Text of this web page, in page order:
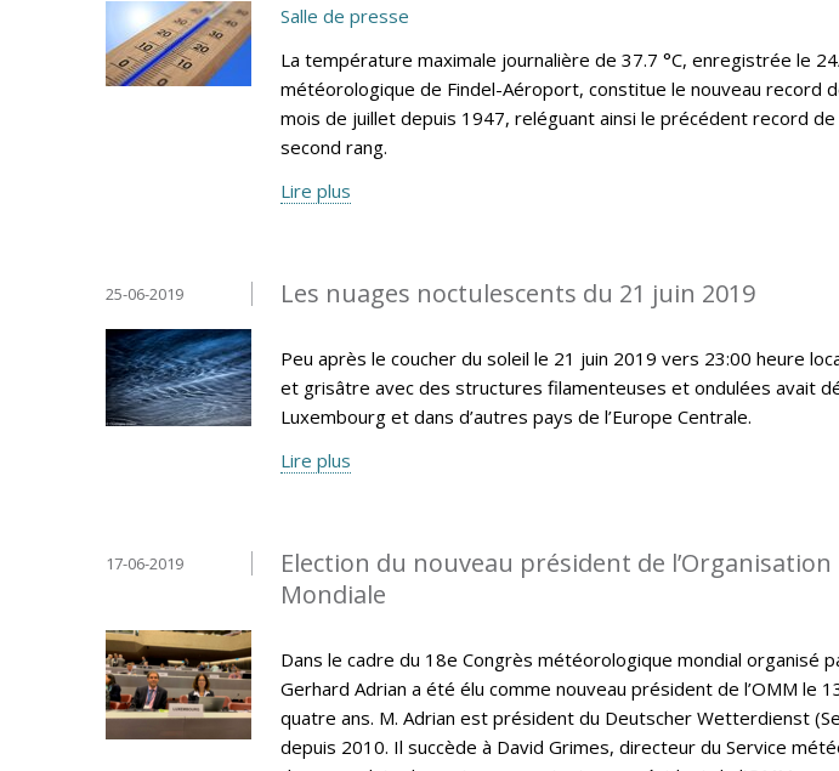
Salle de presse
La température maximale journalière de 37.7 °C, enregistrée le
météorologique de Findel-Aéroport, constitue le nouveau record
mois de juillet depuis 1947, reléguant ainsi le précédent record
second rang.
Lire plus
Les nuages noctulescents du 21 juin 2019
25-06-2019
Peu après le coucher du soleil le 21 juin 2019 vers 23:00 heure
et grisâtre avec des structures filamenteuses et ondulées avait
Luxembourg et dans d’autres pays de l’Europe Centrale.
Lire plus
Election du nouveau président de
Mondiale
17-06-2019
Dans le cadre du 18e Congrès météorologique mondial organisé
Gerhard Adrian a été élu comme nouveau président de l’OMM le
quatre ans. M. Adrian est président du Deutscher Wetterdienst
depuis 2010. Il succède à David Grimes, directeur du Service